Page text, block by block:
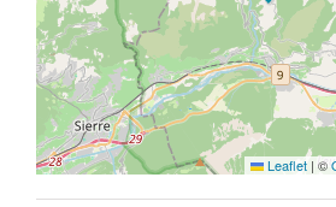
Leaflet | ©